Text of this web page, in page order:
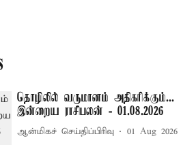
தொழிலில் வருமானம் அதிகரிக்கும்...
இன்றைய ராசிபலன் - 01.08.2026
ஆன்மிகச் செய்திப்பிரிவு 01 Aug 2026